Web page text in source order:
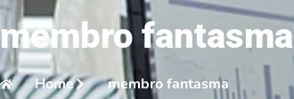
membro fantasma
Home membro fantasma